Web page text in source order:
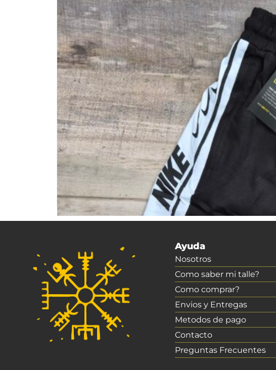
Ayuda
Nosotros
Como saber mi talle?
Como comprar?
Envios y Entregas
Metodos de pago
Contacto
Preguntas Frecuentes